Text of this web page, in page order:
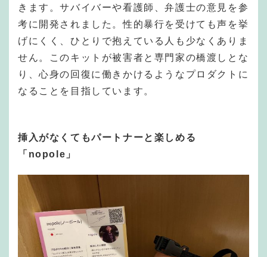
きます。サバイバーや看護師、弁護士の意見を参
考に開発されました。性的暴行を受けても声を挙
げにくく、ひとりで抱えている人も少なくありま
せん。このキットが被害者と専門家の橋渡しとな
り、心身の回復に働きかけるようなプロダクトに
なることを目指しています。
挿入がなくてもパートナーと楽しめる
「nopole」